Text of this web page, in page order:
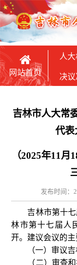
网站首页
人
决
吉林市人大常
代表
（2025年11
发布时间：
吉林市第十
林市第十七届人
开。建议会议的主
（一）审议
（二）审查